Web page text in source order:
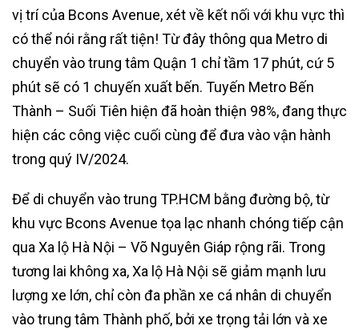
vị trí của Bcons Avenue, xét về kết nối với khu vực thì
có thể nói rằng rất tiện! Từ đây thông qua Metro di
chuyển vào trung tâm Quận 1 chỉ tầm 17 phút, cứ 5
phút sẽ có 1 chuyến xuất bến. Tuyến Metro Bến
Thành – Suối Tiên hiện đã hoàn thiện 98%, đang thực
hiện các công việc cuối cùng để đưa vào vận hành
trong quý IV/2024.
Để di chuyển vào trung TP.HCM bằng đường bộ, từ
khu vực Bcons Avenue tọa lạc nhanh chóng tiếp cận
qua Xa lộ Hà Nội – Võ Nguyên Giáp rộng rãi. Trong
tương lai không xa, Xa lộ Hà Nội sẽ giảm mạnh lưu
lượng xe lớn, chỉ còn đa phần xe cá nhân di chuyển
vào trung tâm Thành phố, bởi xe trọng tải lớn và xe